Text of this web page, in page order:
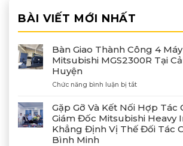
BÀI VIẾT MỚI NHẤT
Bàn Giao Thành Công 4
Mitsubishi MGS2300R Tại
Huyện
Chức năng bình luận bị tắtở
Giao
Thành
Công
4
Gặp Gỡ Và Kết Nối Hợp Tác
Giám Đốc Mitsubishi Heavy
Khẳng Định Vị Thế Đối Tác
Bình Minh